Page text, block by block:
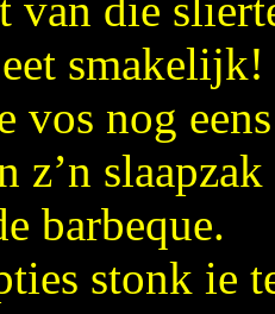
smakelijk!
vos nog
slaapzak
barbeque.
stonk ie